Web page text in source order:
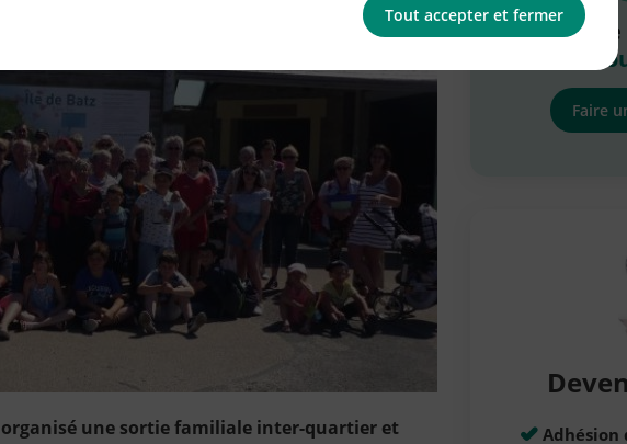
organisé une sortie familiale inter-quartier et
La
Faire
Adhésion
Tout accepter et fermer